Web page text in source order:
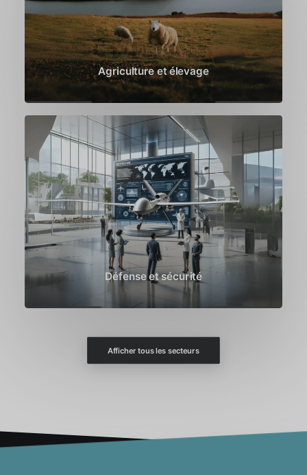
Agriculture et élevage
Défense et sécurité
Afficher tous les secteurs